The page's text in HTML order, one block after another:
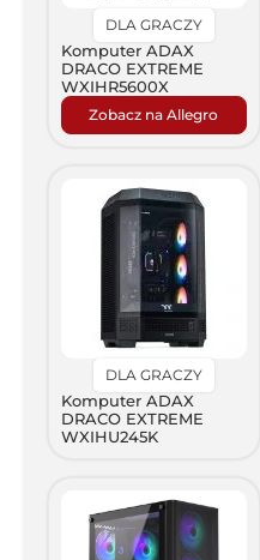
DLA GRACZY
Komputer ADAX
DRACO EXTREME
WXIHR5600X
Zobacz na Allegro
DLA GRACZY
Komputer ADAX
DRACO EXTREME
WXIHU245K